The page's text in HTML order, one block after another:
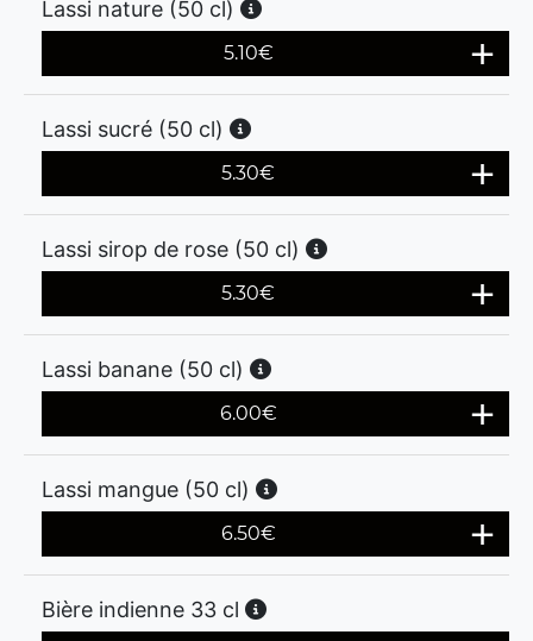
Lassi nature (50 cl)
5.10€
Lassi sucré (50 cl)
5.30€
Lassi sirop de rose (50 cl)
5.30€
Lassi banane (50 cl)
6.00€
Lassi mangue (50 cl)
6.50€
Bière indienne 33 cl